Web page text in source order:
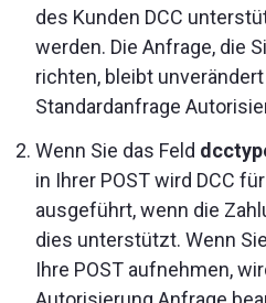
des Kunden DCC
werden. Die Anfrage, die
richten, bleibt
Standardanfrage
Wenn Sie das Feld
in Ihrer POST wird DCC
ausgeführt, wenn die
dies unterstützt. Wenn
Ihre POST aufnehmen,